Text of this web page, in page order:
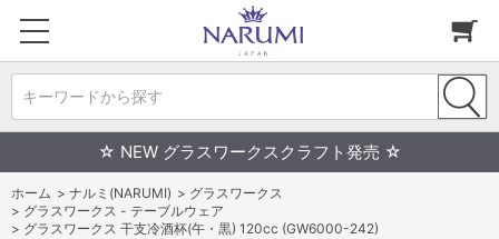
キーワードから探す
☆ NEW グラスワークスクラフト発売 ☆
ホーム > ナルミ(NARUMI) > グラスワークス
> グラスワークス - テーブルウェア
> グラスワークス 干支冷酒杯(午・黒) 120cc (GW6000-242)